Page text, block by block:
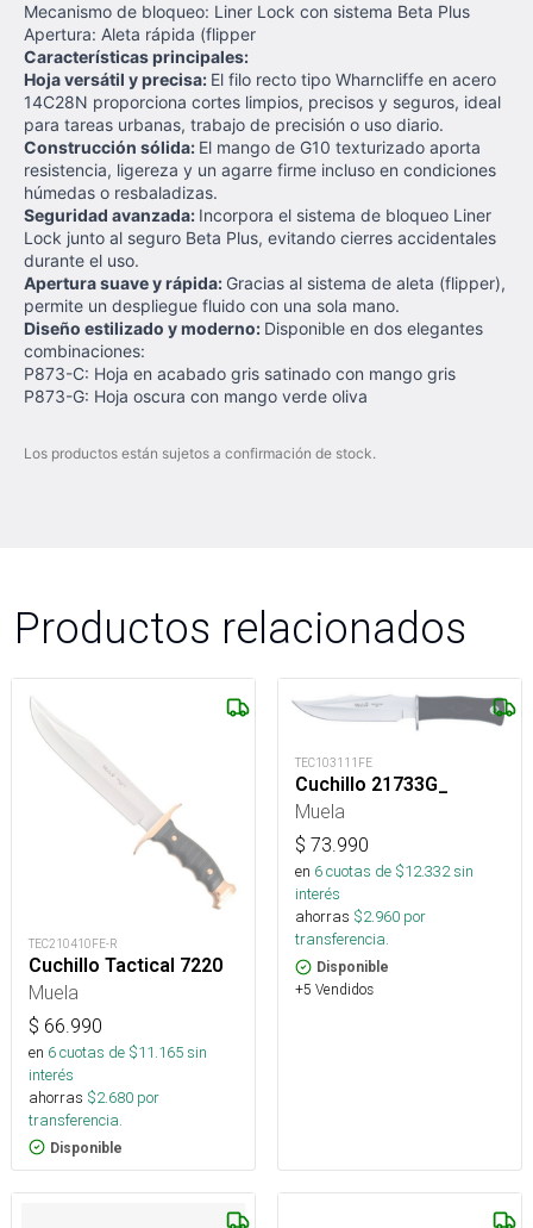
Mecanismo de bloqueo: Liner Lock con sistema Beta Plus
Apertura: Aleta rápida (flipper
Características principales:
Hoja versátil y precisa: El filo recto tipo Wharncliffe en acero
14C28N proporciona cortes limpios, precisos y seguros, ideal
para tareas urbanas, trabajo de precisión o uso diario.
Construcción sólida: El mango de G10 texturizado aporta
resistencia, ligereza y un agarre firme incluso en condiciones
húmedas o resbaladizas.
Seguridad avanzada: Incorpora el sistema de bloqueo Liner
Lock junto al seguro Beta Plus, evitando cierres accidentales
durante el uso.
Apertura suave y rápida: Gracias al sistema de aleta (flipper),
permite un despliegue fluido con una sola mano.
Diseño estilizado y moderno: Disponible en dos elegantes
combinaciones:
P873-C: Hoja en acabado gris satinado con mango gris
P873-G: Hoja oscura con mango verde oliva
Los productos están sujetos a confirmación de stock.
Productos relacionados
TEC210410FE-R
Cuchillo Tactical 7220
Muela
$ 66.990
en 6cuotas de $11.165sin
interés
ahorras $2.680 por
transferencia.
Disponible
TEC103111FE
Cuchillo 21733G_
Muela
$ 73.990
en 6cuotas de $12.332sin
interés
ahorras $2.960 por
transferencia.
Disponible
+5 Vendidos